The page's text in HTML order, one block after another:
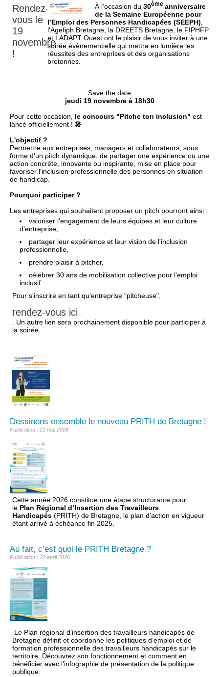
Rendez-
vous le
19
novembre
!
À l’occasion du 30ème anniversaire
de la Semaine Européenne pour
l’Emploi des Personnes Handicapées (SEEPH)
l'Agefiph Bretagne, la DREETS Bretagne, le FIPHFP
et LADAPT Ouest ont le plaisir de vous inviter à une
soirée évènementielle qui mettra en lumière les
réussites des entreprises et des organisations
bretonnes.
Save the date
jeudi 19 novembre à 18h30
Pour cette occasion, le concours "Pitche ton inclusion" est
lancé officiellement ! 🎤
L'objectif ?
Permettre aux entreprises, managers et collaborateurs, sous
forme d'un pitch dynamique, de partager une expérience ou une
action concrète, innovante ou inspirante, mise en place pour
favoriser l'inclusion professionnelle des personnes en situation
de handicap.
Pourquoi participer ?
Les entreprises qui souhaitent proposer un pitch pourront ainsi :
valoriser l'engagement de leurs équipes et leur culture
d'entreprise,
partager leur expérience et leur vision de l'inclusion
professionnelle,
prendre plaisir à pitcher,
célébrer 30 ans de mobilisation collective pour l'emploi
inclusif.
Pour s'inscrire en tant qu'entreprise "pitcheuse",
rendez-vous ici
. Un autre lien sera prochainement disponible pour participer à
la soirée.
Dessinons ensemble le nouveau PRITH de Bretagne !
Publication : 21 mai 2026
Cette année 2026 constitue une étape structurante pour
le Plan Régional d’Insertion des Travailleurs
Handicapés (PRITH) de Bretagne, le plan d’action en vigueur
étant arrivé à échéance fin 2025.
Au fait, c’est quoi le PRITH Bretagne ?
Publication : 22 avril 2026
Le Plan régional d’insertion des travailleurs handicapés de
Bretagne définit et coordonne les politiques d’emploi et de
formation professionnelle des travailleurs handicapés sur le
territoire. Découvrez son fonctionnement et comment en
bénéficier avec l’infographie de présentation de la politique
publique.